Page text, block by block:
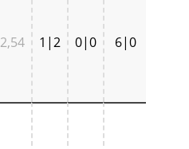
2,54 1|2 0|0 6|0